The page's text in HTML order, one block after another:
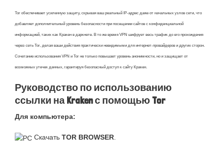
Tor обеспечивает усиленную защиту, скрывая ваш реальный IP-адрес даже от начальных узлов сети, что
добавляет дополнительный уровень безопасности при посещении сайтов с конфиденциальной
информацией, таких как Кракен в даркнете. В то же время VPN шифрует весь трафик до его прохождения
через сеть Tor, делая ваши действия практически невидимыми для интернет-провайдеров и других сторон.
Сочетание использования VPN и Tor не только повышает уровень анонимности, но и защищает от
возможных утечек данных, гарантируя безопасный доступ к сайту Кракен.
Руководство по использованию
ссылки на Kraken с помощью Tor
Для компьютера:
Скачать TOR BROWSER.